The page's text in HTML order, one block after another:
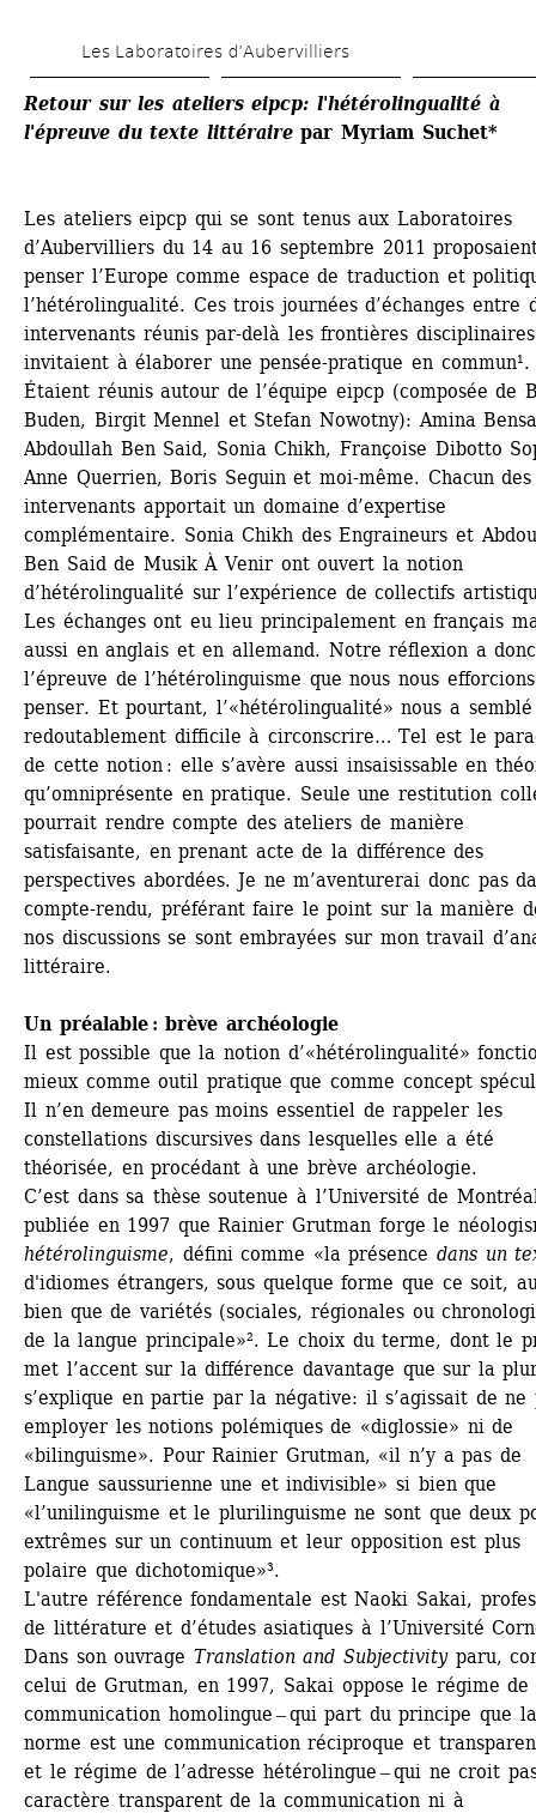
au
contenu
principal
Les Laboratoires d’Aubervilliers
Retour sur les ateliers eipcp: l'hétérolingualité à
l'épreuve du texte littérairepar Myriam Suchet*
Les ateliers eipcp qui se sont tenus aux Laboratoires
d’Aubervilliers du 14 au 16 septembre 2011
penser l’Europe comme espace de traduction et
l’hétérolingualité. Ces trois journées d’échanges entre
intervenants réunis par-delà les frontières disciplinaires
invitaient à élaborer une pensée-pratique en commun¹.
Étaient réunis autour de l’équipe eipcp (composée de
Buden, Birgit Mennel et Stefan Nowotny): Amina
Abdoullah Ben Said, Sonia Chikh, Françoise Dibotto
Anne Querrien, Boris Seguin et moi-même. Chacun des
intervenants apportait un domaine d’expertise
complémentaire. Sonia Chikh des Engraineurs et
Ben Said de Musik À Venir ont ouvert la notion
d’hétérolingualité sur l’expérience de collectifs
Les échanges ont eu lieu principalement en français
aussi en anglais et en allemand. Notre réflexion a
l’épreuve de l’hétérolinguisme que nous nous
penser. Et pourtant, l’«hétérolingualité» nous a semblé
redoutablement difficile à circonscrire… Tel est le
de cette notion : elle s’avère aussi insaisissable en
qu’omniprésente en pratique. Seule une restitution
pourrait rendre compte des ateliers de manière
satisfaisante, en prenant acte de la différence des
perspectives abordées. Je ne m’aventurerai donc pas
compte-rendu, préférant faire le point sur la manière
nos discussions se sont embrayées sur mon travail
littéraire.
Un préalable : brève archéologie
Il est possible que la notion d’«hétérolingualité»
mieux comme outil pratique que comme concept
Il n’en demeure pas moins essentiel de rappeler les
constellations discursives dans lesquelles elle a été
théorisée, en procédant à une brève archéologie.
C’est dans sa thèse soutenue à l’Université de
publiée en 1997 que Rainier Grutman forge le
hétérolinguisme, défini comme «la présence dans un
d'idiomes étrangers, sous quelque forme que ce soit,
bien que de variétés (sociales, régionales ou
de la langue principale»². Le choix du terme, dont le
met l’accent sur la différence davantage que sur la
s’explique en partie par la négative: il s’agissait de ne
employer les notions polémiques de «diglossie» ni de
«bilinguisme». Pour Rainier Grutman, «il n’y a pas de
Langue saussurienne une et indivisible» si bien que
«l’unilinguisme et le plurilinguisme ne sont que deux
extrêmes sur un continuum et leur opposition est plus
polaire que dichotomique»³.
L'autre référence fondamentale est Naoki Sakai,
de littérature et d’études asiatiques à l’Université
Dans son ouvrage Translation and Subjectivityparu,
celui de Grutman, en 1997, Sakai oppose le régime de
communication homolingue ‒ qui part du principe que la
norme est une communication réciproque et
et le régime de l’adresse hétérolingue ‒ qui ne croit
caractère transparent de la communication ni à